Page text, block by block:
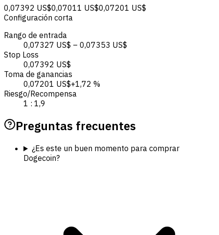
0,07392 US$0,07011 US$0,07201 US$
Configuración corta
Rango de entrada
0,07327 US$ – 0,07353 US$
Stop Loss
0,07392 US$
Toma de ganancias
0,07201 US$+1,72 %
Riesgo/Recompensa
1 : 1,9
Preguntas frecuentes
¿Es este un buen momento para comprar
Dogecoin?